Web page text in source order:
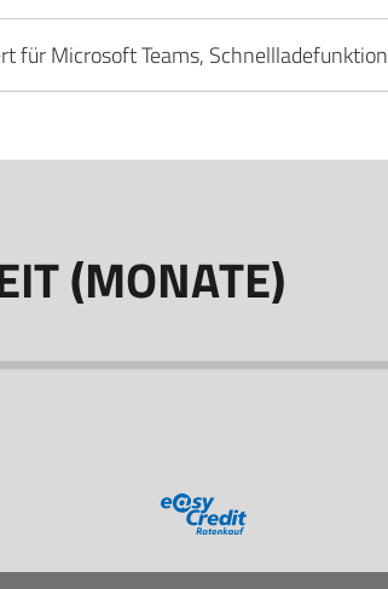
für Microsoft Teams, Schnellladefunktion
(MONATE)